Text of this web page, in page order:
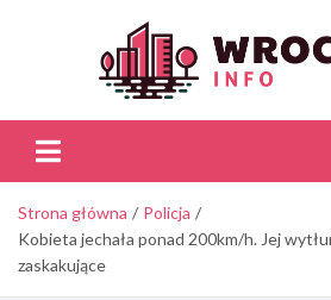
Strona główna
Policja
Kobieta jechała ponad 200km/h. Jej
zaskakujące